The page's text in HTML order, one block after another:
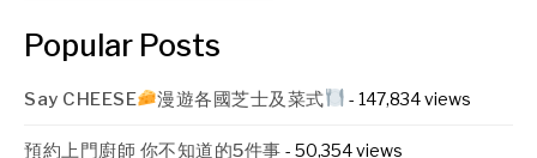
Popular Posts
Say CHEESE 漫遊各國芝士及菜式 - 147,834 views
預約上門廚師 你不知道的5件事 - 50,354 views